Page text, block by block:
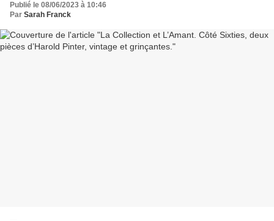
Publié le 08/06/2023 à 10:46
Par Sarah Franck